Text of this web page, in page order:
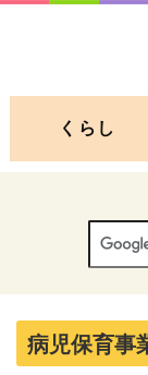
くらし
病児保育事